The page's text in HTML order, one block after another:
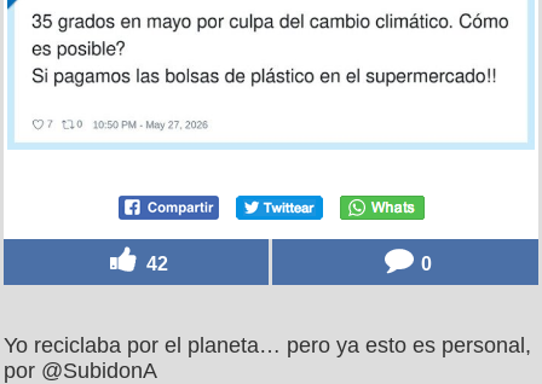
42 0
Yo reciclaba por el planeta… pero ya esto es personal,
por @SubidonA